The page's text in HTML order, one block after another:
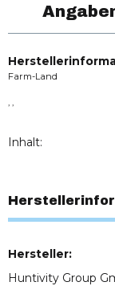
Farm-Land
, ,
Inhalt:
Hersteller:
Huntivity Group